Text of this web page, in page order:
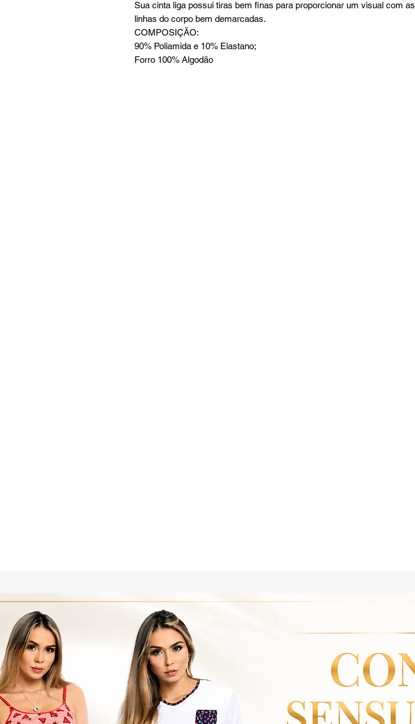
Sua cinta liga possui tiras bem finas para proporcionar um visual com as
linhas do corpo bem demarcadas.
COMPOSIÇÃO:
90% Poliamida e 10% Elastano;
Forro 100% Algodão